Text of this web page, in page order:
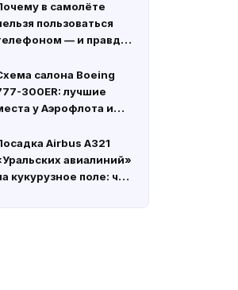
в самолёте
пользоваться
— и правда
салона Boeing
300ER: лучшие
у Аэрофлота и
Airbus A321
авиалиний»
кукурузное поле: что
15 августа